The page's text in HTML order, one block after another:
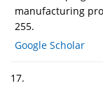
manufacturing
255.
Google Scholar
17.